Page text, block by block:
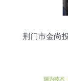
荆门市金尚